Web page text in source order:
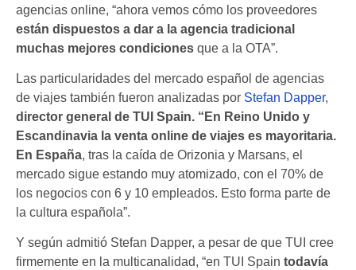
agencias online, “ahora vemos cómo los proveedores
están dispuestos a dar a la agencia tradicional
muchas mejores condiciones que a la OTA”.
Las particularidades del mercado español de agencias
de viajes también fueron analizadas por Stefan Dapper,
director general de TUI Spain. “En Reino Unido y
Escandinavia la venta online de viajes es mayoritaria.
En España, tras la caída de Orizonia y Marsans, el
mercado sigue estando muy atomizado, con el 70% de
los negocios con 6 y 10 empleados. Esto forma parte de
la cultura española”.
Y según admitió Stefan Dapper, a pesar de que TUI cree
firmemente en la multicanalidad, “en TUI Spain todavía